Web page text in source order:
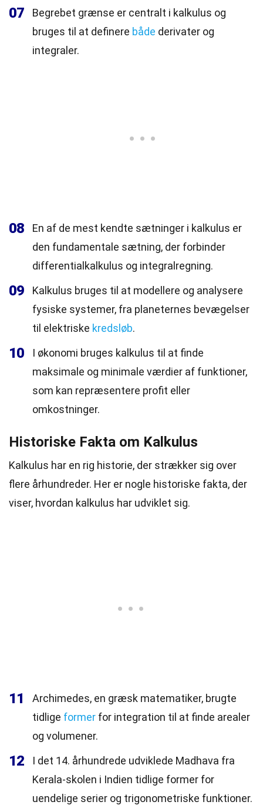
07
Begrebet grænse er centralt i kalkulus og
bruges til at definere både derivater og
integraler.
08
En af de mest kendte sætninger i kalkulus er
den fundamentale sætning, der forbinder
differentialkalkulus og integralregning.
09
Kalkulus bruges til at modellere og analysere
fysiske systemer, fra planeternes bevægelser
til elektriske kredsløb.
10
I økonomi bruges kalkulus til at finde
maksimale og minimale værdier af funktioner,
som kan repræsentere profit eller
omkostninger.
Historiske Fakta om Kalkulus
Kalkulus har en rig historie, der strækker sig over
flere århundreder. Her er nogle historiske fakta, der
viser, hvordan kalkulus har udviklet sig.
11
Archimedes, en græsk matematiker, brugte
tidlige former for integration til at finde arealer
og volumener.
12
I det 14. århundrede udviklede Madhava fra
Kerala-skolen i Indien tidlige former for
uendelige serier og trigonometriske funktioner.